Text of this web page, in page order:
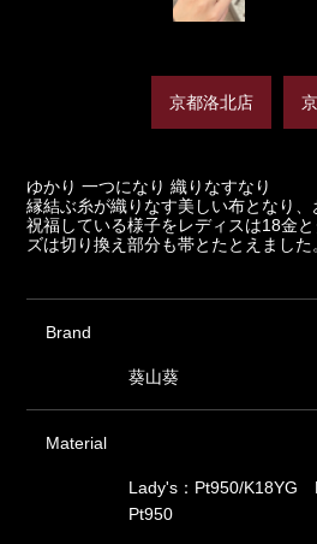
京都洛北店
ゆかり 一つになり 織りなすなり
縁結ぶ糸が織りなす美しい布となり
祝福している様子をレディスは18金
ズは切り換え部分も帯とたとえました
Brand
葵山葵
Material
Lady's：Pt950/K18YG
Pt950